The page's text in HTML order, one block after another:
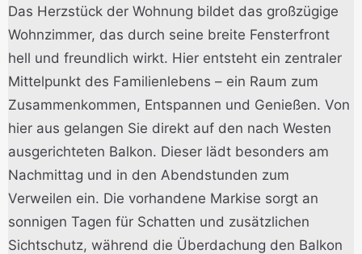
Das Herzstück der Wohnung bildet das großzügige
Wohnzimmer, das durch seine breite Fensterfront
hell und freundlich wirkt. Hier entsteht ein zentraler
Mittelpunkt des Familienlebens – ein Raum zum
Zusammenkommen, Entspannen und Genießen. Von
hier aus gelangen Sie direkt auf den nach Westen
ausgerichteten Balkon. Dieser lädt besonders am
Nachmittag und in den Abendstunden zum
Verweilen ein. Die vorhandene Markise sorgt an
sonnigen Tagen für Schatten und zusätzlichen
Sichtschutz, während die Überdachung den Balkon